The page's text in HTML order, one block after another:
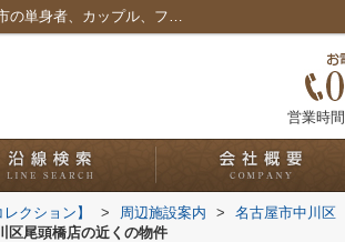
カレーハウスCoCo壱番屋 中川区尾頭橋店周辺の物件一覧｜愛知県名古屋市の単身者、カップル、ファミリー向け賃貸は【ルームコレクション】
営業時
クション】 > 周辺施設案内 > 名古屋市中川区
区尾頭橋店の近くの物件